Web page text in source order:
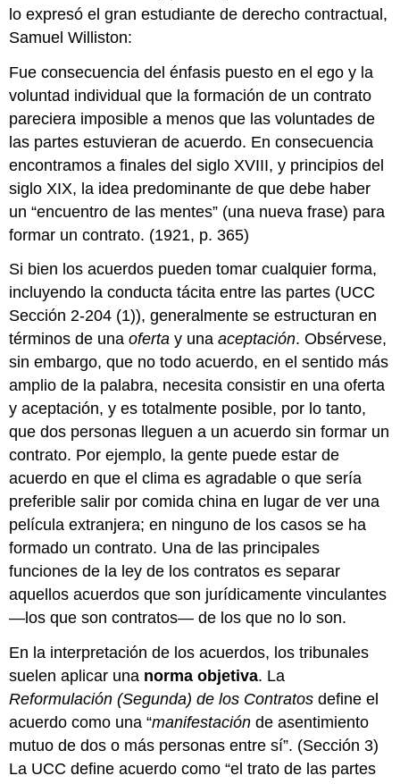
lo expresó el gran estudiante de derecho contractual,
Samuel Williston:
Fue consecuencia del énfasis puesto en el ego y la
voluntad individual que la formación de un contrato
pareciera imposible a menos que las voluntades de
las partes estuvieran de acuerdo. En consecuencia
encontramos a finales del siglo XVIII, y principios del
siglo XIX, la idea predominante de que debe haber
un “encuentro de las mentes” (una nueva frase) para
formar un contrato. (1921, p. 365)
Si bien los acuerdos pueden tomar cualquier forma,
incluyendo la conducta tácita entre las partes (UCC
Sección 2-204 (1)), generalmente se estructuran en
términos de unaoferta y unaaceptación. Obsérvese,
sin embargo, que no todo acuerdo, en el sentido más
amplio de la palabra, necesita consistir en una oferta
y aceptación, y es totalmente posible, por lo tanto,
que dos personas lleguen a un acuerdo sin formar un
contrato. Por ejemplo, la gente puede estar de
acuerdo en que el clima es agradable o que sería
preferible salir por comida china en lugar de ver una
película extranjera; en ninguno de los casos se ha
formado un contrato. Una de las principales
funciones de la ley de los contratos es separar
aquellos acuerdos que son jurídicamente vinculantes
—los que son contratos— de los que no lo son.
En la interpretación de los acuerdos, los tribunales
suelen aplicar una norma objetiva. La
Reformulación (Segunda) de los Contratos define el
acuerdo como una “manifestación de asentimiento
mutuo de dos o más personas entre sí”. (Sección 3)
La UCC define acuerdo como “el trato de las partes